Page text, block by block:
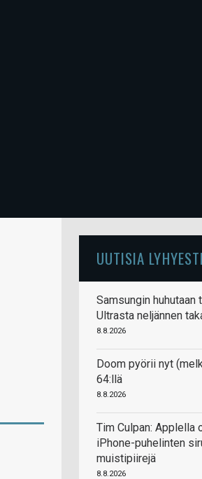
UUTISIA LYHYESTI
Samsungin huhutaan
Ultrasta neljännen
8.8.2026
Doom pyörii nyt
64:llä
8.8.2026
Tim Culpan: Applella
iPhone-puhelinten
muistipiirejä
8.8.2026